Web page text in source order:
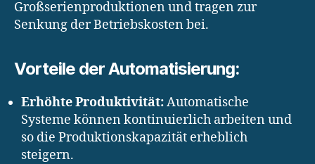
Großserienproduktionen und tragen zur
Senkung der Betriebskosten bei.
Vorteile der Automatisierung:
Erhöhte Produktivität:Automatische
Systeme können kontinuierlich arbeiten und
so die Produktionskapazität erheblich
steigern.